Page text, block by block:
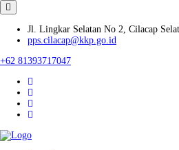
Jl. Lingkar Selatan No 2, Cilacap
pps.cilacap@kkp.go.id
+62 81393717047